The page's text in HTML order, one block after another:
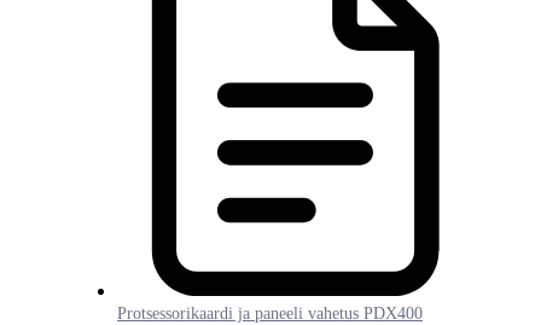
Protsessorikaardi ja paneeli vahetus PDX400